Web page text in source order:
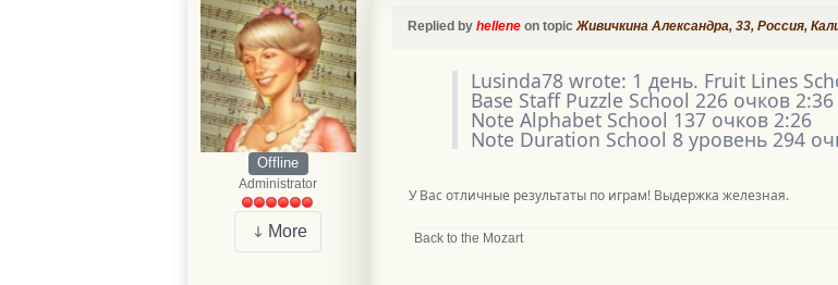
Offline
Administrator
More
Replied by helleneon topicЖивичкина Александра, 33, Россия,
Lusinda78 wrote: 1 день. Fruit Lines
Base Staff Puzzle School 226 очков
Note Alphabet School 137 очков 2:26
Note Duration School 8 уровень 294
У Вас отличные результаты по играм! Выдержка железная.
Back to the Mozart